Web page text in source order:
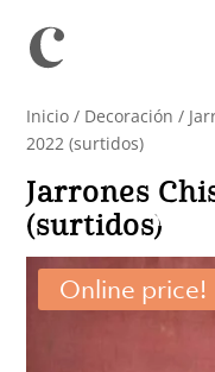
Inicio / Decoración /
2022 (surtidos)
Jarrones
(surtidos)
Online price!